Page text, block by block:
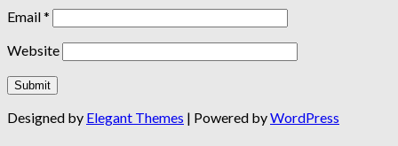
Email*
Website
Designed by Elegant Themes | Powered byWordPress